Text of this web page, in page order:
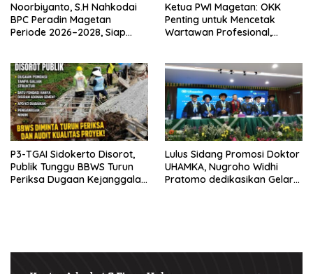
Noorbiyanto, S.H Nahkodai
BPC Peradin Magetan
Periode 2026–2028, Siap
Ketua PWI Magetan: OKK
Penting untuk Mencetak
Wartawan Profesional,
P3-TGAI Sidokerto Disorot,
Publik Tunggu BBWS Turun
Periksa Dugaan Kejanggalan
Lulus Sidang Promosi Doktor
UHAMKA, Nugroho Widhi
Pratomo dedikasikan Gelar